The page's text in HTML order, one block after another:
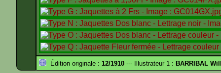
Édition originale : 12/1910 --- Illustrateur 1 : BARRIBAL